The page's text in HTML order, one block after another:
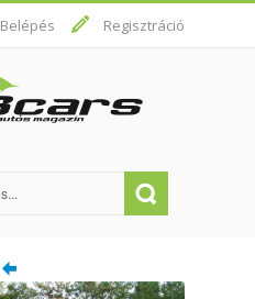
Belépés Regisztráció